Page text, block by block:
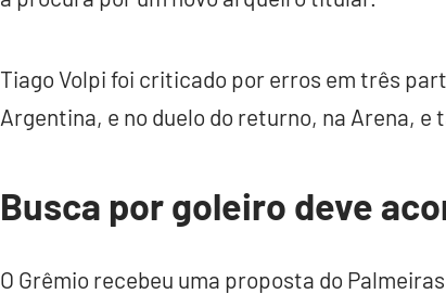
Tiago Volpi foi criticado por erros em três
Argentina, e no duelo do returno, na Arena, e
Busca por goleiro deve
O Grêmio recebeu uma proposta do